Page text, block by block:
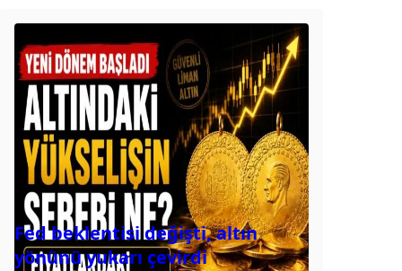
Fed beklentisi değişti, altın
yönünü yukarı çevirdi